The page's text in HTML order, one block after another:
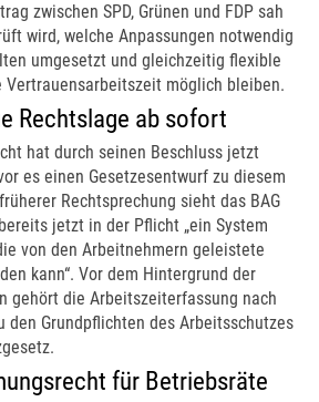
zwischen SPD, Grünen und FDP sah
wird, welche Anpassungen notwendig
umgesetzt und gleichzeitig flexible
möglich bleiben.
Rechtslage ab sofort
hat durch seinen Beschluss jetzt
es einen Gesetzesentwurf zu diesem
Rechtsprechung sieht das BAG
jetzt in der Pflicht „ein System
von den Arbeitnehmern geleistete
kann“. Vor dem Hintergrund der
gehört die Arbeitszeiterfassung nach
den Grundpflichten des Arbeitsschutzes
für Betriebsräte